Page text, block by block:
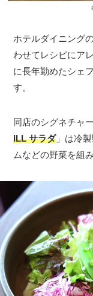
ホテルダイニング
わせてレシピにア
に長年勤めたシェ
す。
同店のシグネチャ
ILL サラダ」は冷
ムなどの野菜を組